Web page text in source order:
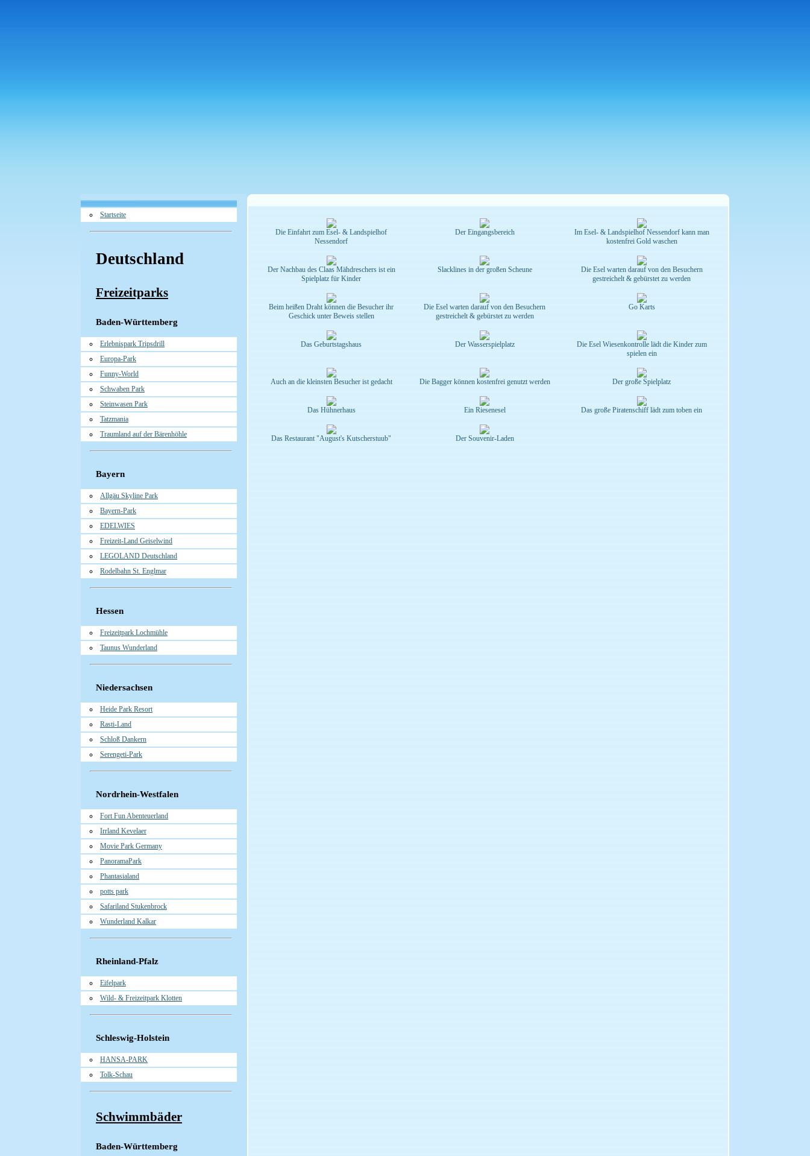
Startseite
Deutschland
Freizeitparks
Baden-Württemberg
Erlebnispark Tripsdrill
Europa-Park
Funny-World
Schwaben Park
Steinwasen Park
Tatzmania
Traumland auf der Bärenhöhle
Bayern
Allgäu Skyline Park
Bayern-Park
EDELWIES
Freizeit-Land Geiselwind
LEGOLAND Deutschland
Rodelbahn St. Englmar
Hessen
Freizeitpark Lochmühle
Taunus Wunderland
Niedersachsen
Heide Park Resort
Rasti-Land
Schloß Dankern
Serengeti-Park
Nordrhein-Westfalen
Fort Fun Abenteuerland
Irrland Kevelaer
Movie Park Germany
PanoramaPark
Phantasialand
potts park
Safariland Stukenbrock
Wunderland Kalkar
Rheinland-Pfalz
Eifelpark
Wild- & Freizeitpark Klotten
Schleswig-Holstein
HANSA-PARK
Tolk-Schau
Schwimmbäder
Baden-Württemberg
Die Einfahrt zum Esel- & Landspielhof
Nessendorf
Der Eingangsbereich
Im Esel- & Landspielhof Nessendorf kann man
kostenfrei Gold waschen
Der Nachbau des Claas Mähdreschers ist ein
Spielplatz für Kinder
Slacklines in der großen Scheune
Die Esel warten darauf von den Besuchern
gestreichelt & gebürstet zu werden
Beim heißen Draht können die Besucher ihr
Geschick unter Beweis stellen
Die Esel warten darauf von den Besuchern
gestreichelt & gebürstet zu werden
Go Karts
Das Geburtstagshaus Der Wasserspielplatz
Die Esel Wiesenkontrolle lädt die Kinder zum
spielen ein
Auch an die kleinsten Besucher ist gedacht Die Bagger können kostenfrei genutzt werden Der große Spielplatz
Das Hühnerhaus Ein Riesenesel Das große Piratenschiff lädt zum toben ein
Das Restaurant "August's Kutscherstuub" Der Souvenir-Laden